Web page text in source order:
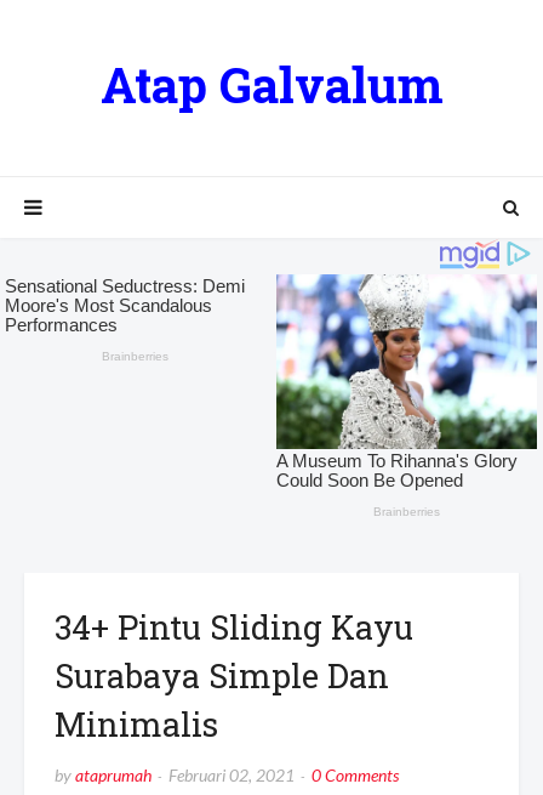
Atap Galvalum
34+ Pintu Sliding Kayu
Surabaya Simple Dan
Minimalis
byataprumah Februari 02, 2021 0 Comments